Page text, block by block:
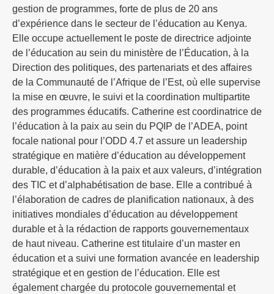
gestion de programmes, forte de plus de 20 ans
d’expérience dans le secteur de l’éducation au Kenya.
Elle occupe actuellement le poste de directrice adjointe
de l’éducation au sein du ministère de l’Éducation, à la
Direction des politiques, des partenariats et des affaires
de la Communauté de l’Afrique de l’Est, où elle supervise
la mise en œuvre, le suivi et la coordination multipartite
des programmes éducatifs. Catherine est coordinatrice de
l’éducation à la paix au sein du PQIP de l’ADEA, point
focale national pour l’ODD 4.7 et assure un leadership
stratégique en matière d’éducation au développement
durable, d’éducation à la paix et aux valeurs, d’intégration
des TIC et d’alphabétisation de base. Elle a contribué à
l’élaboration de cadres de planification nationaux, à des
initiatives mondiales d’éducation au développement
durable et à la rédaction de rapports gouvernementaux
de haut niveau. Catherine est titulaire d’un master en
éducation et a suivi une formation avancée en leadership
stratégique et en gestion de l’éducation. Elle est
également chargée du protocole gouvernemental et